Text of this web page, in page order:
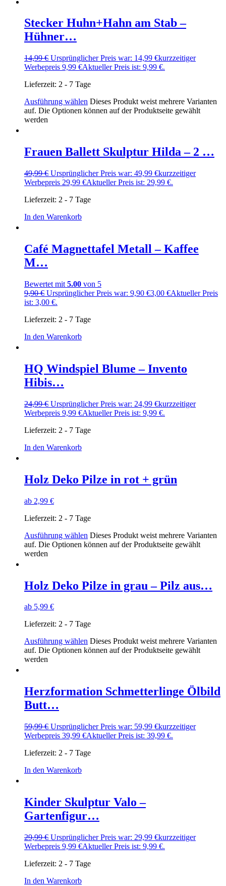
Stecker Huhn+Hahn am Stab –
Hühner…
14,99€ Ursprünglicher Preis war: 14,99 €kurzzeitiger
Werbepreis 9,99 €Aktueller Preis ist: 9,99 €.
Lieferzeit: 2 - 7 Tage
Ausführung wählen Dieses Produkt weist mehrere Varianten
auf. Die Optionen können auf der Produktseite gewählt
werden
Frauen Ballett Skulptur Hilda – 2 …
49,99€ Ursprünglicher Preis war: 49,99 €kurzzeitiger
Werbepreis 29,99 €Aktueller Preis ist: 29,99 €.
Lieferzeit: 2 - 7 Tage
In den Warenkorb
Café Magnettafel Metall – Kaffee
M…
Bewertet mit 5.00 von 5
9,90€ Ursprünglicher Preis war: 9,90 €3,00 €Aktueller Preis
ist: 3,00 €.
Lieferzeit: 2 - 7 Tage
In den Warenkorb
HQ Windspiel Blume – Invento
Hibis…
24,99€ Ursprünglicher Preis war: 24,99 €kurzzeitiger
Werbepreis 9,99 €Aktueller Preis ist: 9,99 €.
Lieferzeit: 2 - 7 Tage
In den Warenkorb
Holz Deko Pilze in rot + grün
ab 2,99 €
Lieferzeit: 2 - 7 Tage
Ausführung wählen Dieses Produkt weist mehrere Varianten
auf. Die Optionen können auf der Produktseite gewählt
werden
Holz Deko Pilze in grau – Pilz aus…
ab 5,99 €
Lieferzeit: 2 - 7 Tage
Ausführung wählen Dieses Produkt weist mehrere Varianten
auf. Die Optionen können auf der Produktseite gewählt
werden
Herzformation Schmetterlinge Ölbild
Butt…
59,99€ Ursprünglicher Preis war: 59,99 €kurzzeitiger
Werbepreis 39,99 €Aktueller Preis ist: 39,99 €.
Lieferzeit: 2 - 7 Tage
In den Warenkorb
Kinder Skulptur Valo –
Gartenfigur…
29,99€ Ursprünglicher Preis war: 29,99 €kurzzeitiger
Werbepreis 9,99 €Aktueller Preis ist: 9,99 €.
Lieferzeit: 2 - 7 Tage
In den Warenkorb